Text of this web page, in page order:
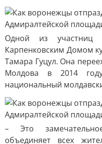
Одной из участниц
Карпенковским Домом
Тамара Гуцул. Она
Молдова в 2014
национальный
– Это
объединяет всех